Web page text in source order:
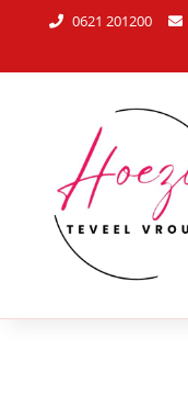
0621 201200